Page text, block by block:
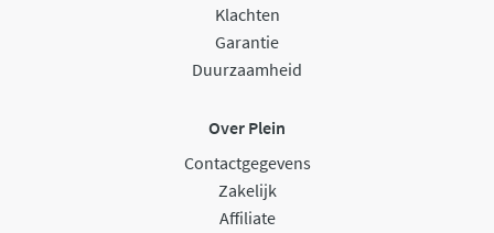
Klachten
Garantie
Duurzaamheid
Over Plein
Contactgegevens
Zakelijk
Affiliate